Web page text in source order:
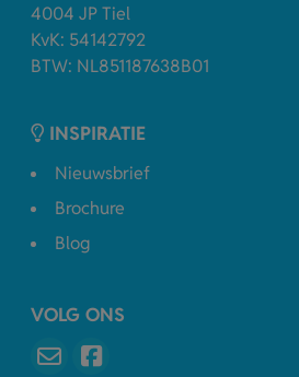
4004 JP Tiel
KvK: 54142792
BTW: NL851187638B01
INSPIRATIE
Nieuwsbrief
Brochure
Blog
VOLG ONS